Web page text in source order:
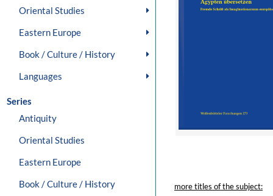
Oriental Studies
Eastern Europe
Book / Culture / History
Languages
Series
Antiquity
Oriental Studies
Eastern Europe
Book / Culture / History
more titles of the subject: